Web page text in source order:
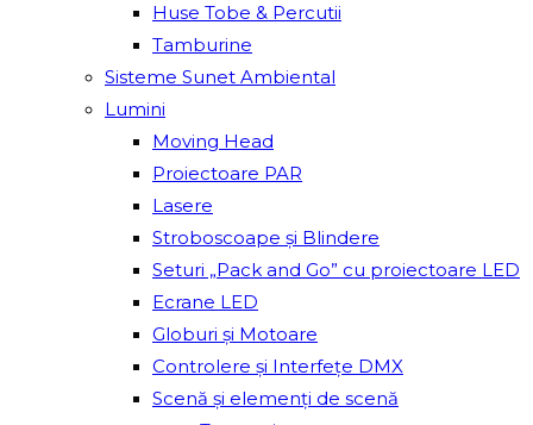
Huse Tobe & Percutii
Tamburine
Sisteme Sunet Ambiental
Lumini
Moving Head
Proiectoare PAR
Lasere
Stroboscoape și Blindere
Seturi „Pack and Go” cu proiectoare LED
Ecrane LED
Globuri și Motoare
Controlere și Interfețe DMX
Scenă și elemenți de scenă